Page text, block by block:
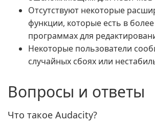
Отсутствуют некоторые
функции, которые есть в
программах для
Некоторые пользователи
случайных сбоях или
Вопросы и ответы
Что такое Audacity?